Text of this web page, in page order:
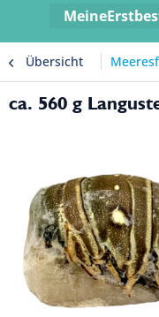
Übersicht
ca. 560 g